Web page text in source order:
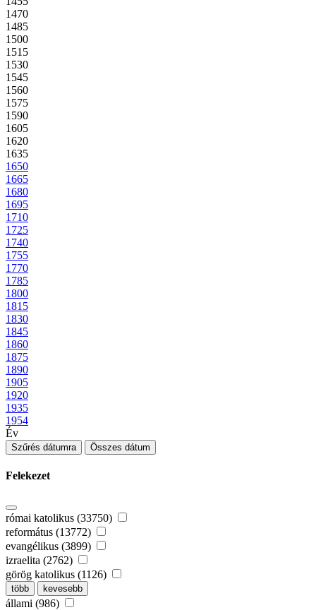
1470
1485
1500
1515
1530
1545
1560
1575
1590
1605
1620
1635
1650
1665
1680
1695
1710
1725
1740
1755
1770
1785
1800
1815
1830
1845
1860
1875
1890
1905
1920
1935
1954
Év
Szűrés dátumra Összes dátum
Felekezet
római katolikus (33750)
református (13772)
evangélikus (3899)
izraelita (2762)
görög katolikus (1126)
több kevesebb
állami (986)